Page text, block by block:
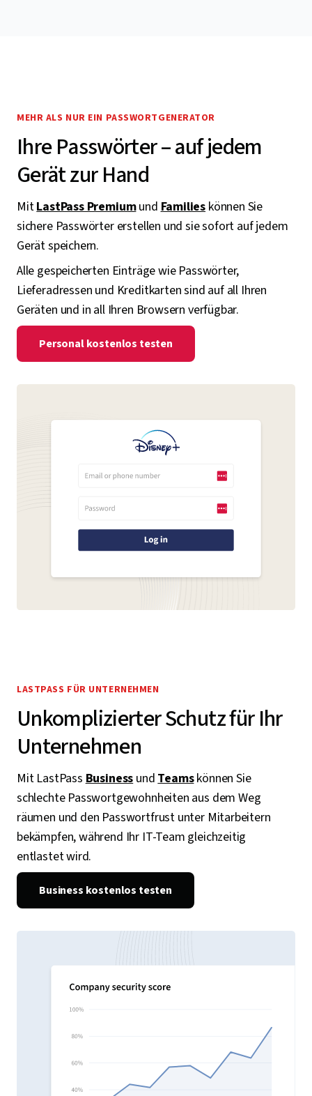
MEHR ALS NUR EIN PASSWORTGENERATOR
Ihre Passwörter – auf jedem
Gerät zur Hand
MitLastPass Premiumund Families können Sie
sichere Passwörter erstellen und sie sofort auf jedem
Gerät speichern.
Alle gespeicherten Einträge wie Passwörter,
Lieferadressen und Kreditkarten sind auf all Ihren
Geräten und in all Ihren Browsern verfügbar.
Personal kostenlos testen
LASTPASS FÜR UNTERNEHMEN
Unkomplizierter Schutz für Ihr
Unternehmen
Mit LastPassBusinessundTeamskönnen Sie
schlechte Passwortgewohnheiten aus dem Weg
räumen und den Passwortfrust unter Mitarbeitern
bekämpfen, während Ihr IT-Team gleichzeitig
entlastet wird.
Business kostenlos testen